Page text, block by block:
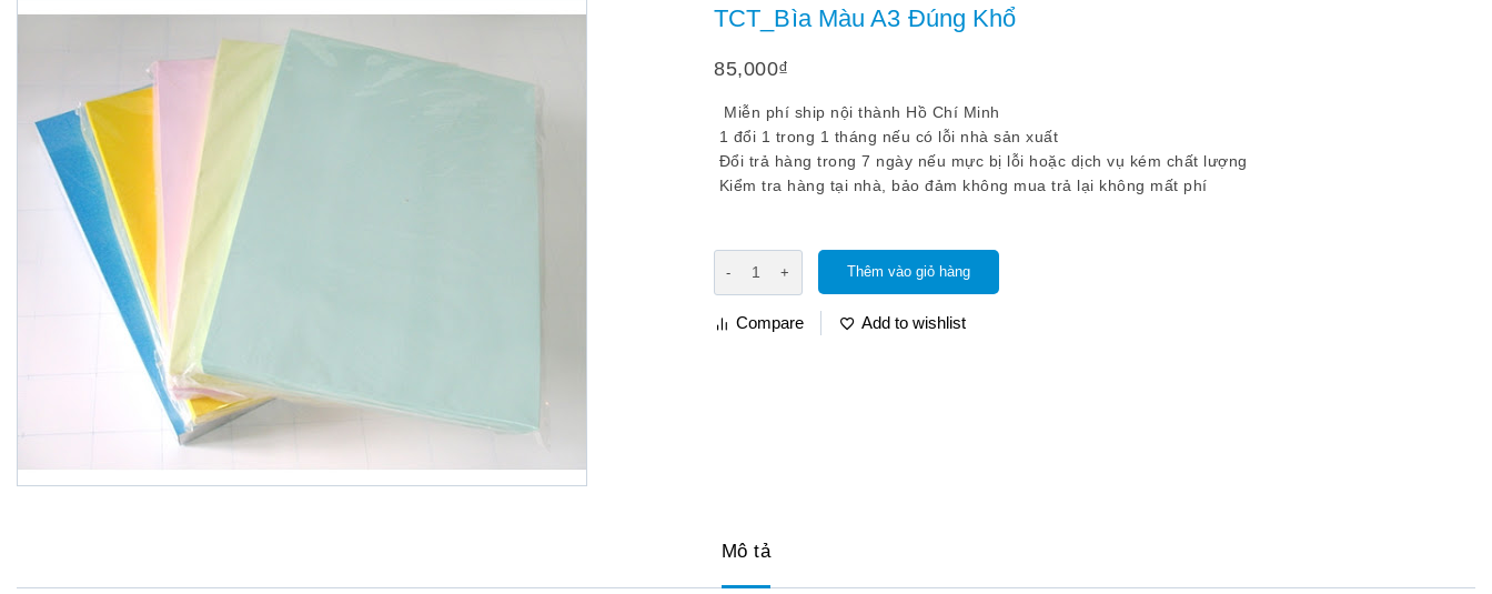
TCT_Bìa Màu A3 Đúng Khổ
85,000₫
Miễn phí ship nội thành Hồ Chí Minh
1 đổi 1 trong 1 tháng nếu có lỗi nhà sản xuất
Đổi trả hàng trong 7 ngày nếu mực bị lỗi hoặc dịch vụ kém chất lượng
Kiểm tra hàng tại nhà, bảo đảm không mua trả lại không mất phí
Thêm vào giỏ hàng
Compare Add to wishlist
Mô tả